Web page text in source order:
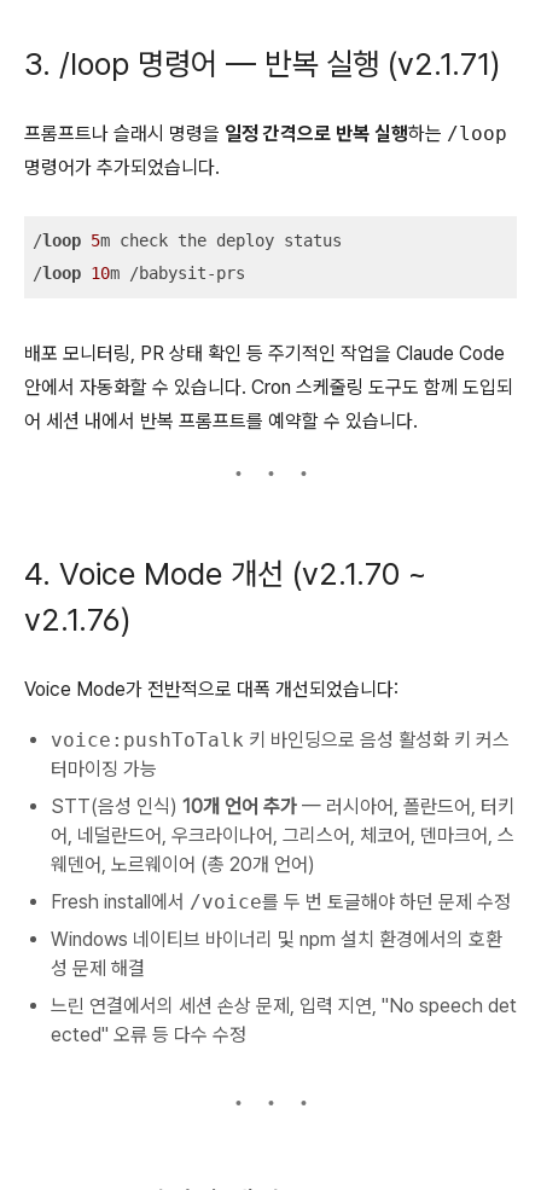
3. /loop 명령어 — 반복 실행 (v2.1.71)
프롬프트나 슬래시 명령을 일정 간격으로 반복 실행하는 /loop
명령어가 추가되었습니다.
/loop 5m check the deploy status
/loop 10m /babysit-prs
배포 모니터링, PR 상태 확인 등 주기적인 작업을 Claude Code
안에서 자동화할 수 있습니다. Cron 스케줄링 도구도 함께 도입되
어 세션 내에서 반복 프롬프트를 예약할 수 있습니다.
4. Voice Mode 개선 (v2.1.70 ~
v2.1.76)
Voice Mode가 전반적으로 대폭 개선되었습니다:
voice:pushToTalk 키 바인딩으로 음성 활성화 키 커스
터마이징 가능
STT(음성 인식) 10개 언어 추가 — 러시아어, 폴란드어, 터키
어, 네덜란드어, 우크라이나어, 그리스어, 체코어, 덴마크어, 스
웨덴어, 노르웨이어 (총 20개 언어)
Fresh install에서 /voice를 두 번 토글해야 하던 문제 수정
Windows 네이티브 바이너리 및 npm 설치 환경에서의 호환
성 문제 해결
느린 연결에서의 세션 손상 문제, 입력 지연, "No speech det
ected" 오류 등 다수 수정